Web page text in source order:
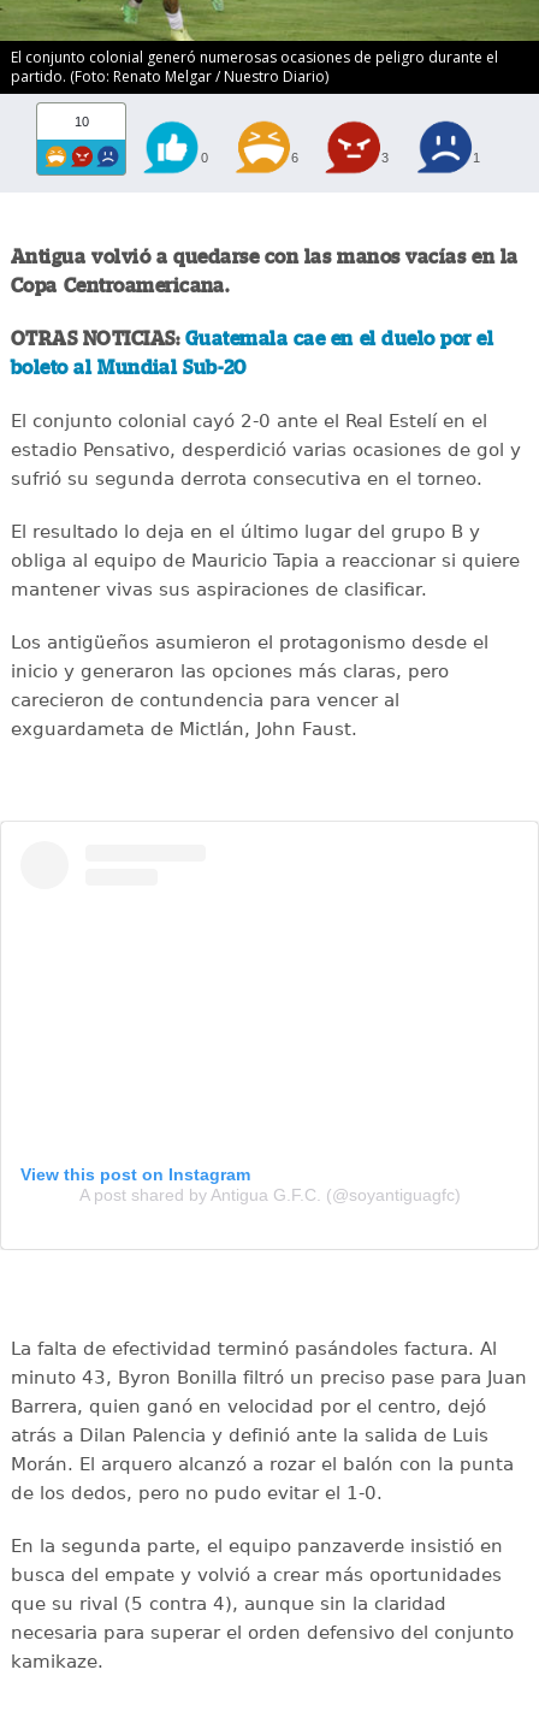
El conjunto colonial generó numerosas ocasiones de peligro durante el
partido. (Foto: Renato Melgar / Nuestro Diario)
10
0 6 3 1
Antigua volvió a quedarse con las manos vacías en la
Copa Centroamericana.
OTRAS NOTICIAS: Guatemala cae en el duelo por el
boleto al Mundial Sub-20
El conjunto colonial cayó 2-0 ante el Real Estelí en el
estadio Pensativo, desperdició varias ocasiones de gol y
sufrió su segunda derrota consecutiva en el torneo.
El resultado lo deja en el último lugar del grupo B y
obliga al equipo de Mauricio Tapia a reaccionar si quiere
mantener vivas sus aspiraciones de clasificar.
Los antigüeños asumieron el protagonismo desde el
inicio y generaron las opciones más claras, pero
carecieron de contundencia para vencer al
exguardameta de Mictlán, John Faust.
View this post on Instagram
A post shared by Antigua G.F.C. (@soyantiguagfc)
La falta de efectividad terminó pasándoles factura. Al
minuto 43, Byron Bonilla filtró un preciso pase para Juan
Barrera, quien ganó en velocidad por el centro, dejó
atrás a Dilan Palencia y definió ante la salida de Luis
Morán. El arquero alcanzó a rozar el balón con la punta
de los dedos, pero no pudo evitar el 1-0.
En la segunda parte, el equipo panzaverde insistió en
busca del empate y volvió a crear más oportunidades
que su rival (5 contra 4), aunque sin la claridad
necesaria para superar el orden defensivo del conjunto
kamikaze.